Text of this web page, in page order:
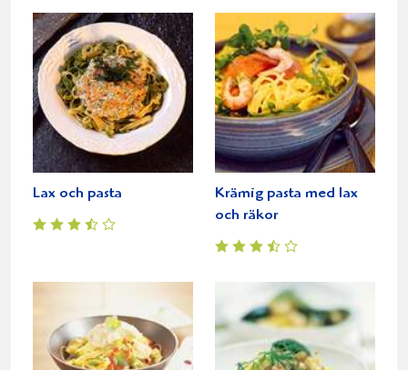
Lax och pasta
Krämig pasta med lax
och räkor